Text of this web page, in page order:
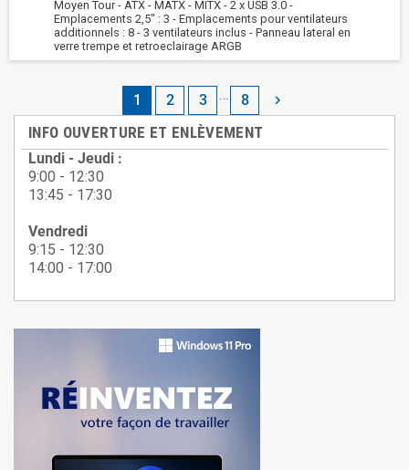
INFO OUVERTURE ET ENLÈVEMENT
Lundi - Jeudi :
9:00 - 12:30
13:45 - 17:30
Vendredi
9:15 - 12:30
14:00 - 17:00
Moyen Tour - ATX - MATX - MITX - 2 x USB 3.0 -
Emplacements 2,5" : 3 - Emplacements pour ventilateurs
additionnels : 8 - 3 ventilateurs inclus - Panneau lateral en
verre trempe et retroeclairage ARGB
1 2 3 … 8 